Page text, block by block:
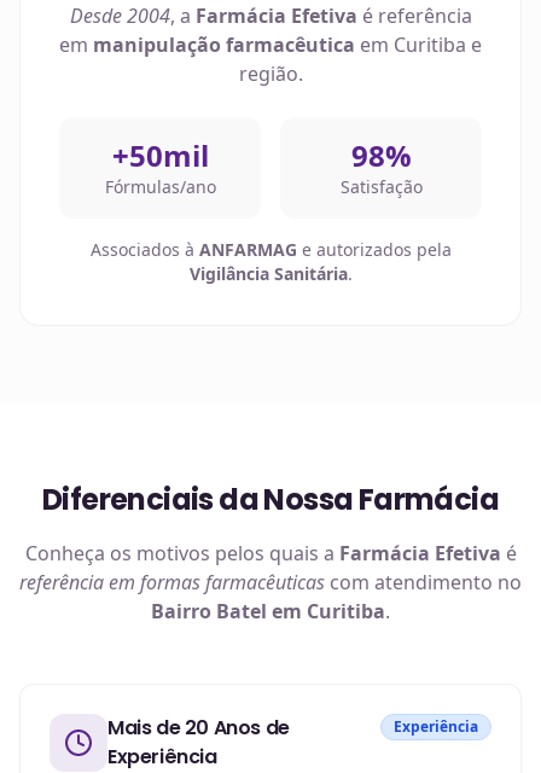
Desde 2004, a Farmácia Efetiva é referência
em manipulação farmacêutica em Curitiba e
região.
+50mil
Fórmulas/ano
98%
Satisfação
Associados à ANFARMAG e autorizados pela
Vigilância Sanitária.
Diferenciais da Nossa Farmácia
Conheça os motivos pelos quais a Farmácia Efetiva é
referência em formas farmacêuticas com atendimento no
Bairro Batel em Curitiba.
Mais de 20 Anos de
Experiência
Experiência